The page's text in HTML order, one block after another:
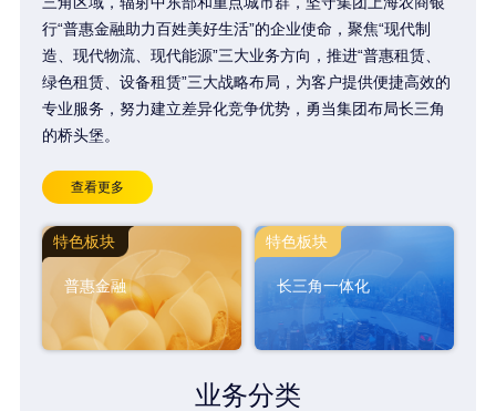
行“普惠金融助力百姓美好生活”的企业使命，聚焦“现代制
造、现代物流、现代能源”三大业务方向，推进“普惠租赁、
绿色租赁、设备租赁”三大战略布局，为客户提供便捷高效的
专业服务，努力建立差异化竞争优势，勇当集团布局长三角
的桥头堡。
查看更多
特色板块
普惠金融
特色板块
长三角一体化
业务分类